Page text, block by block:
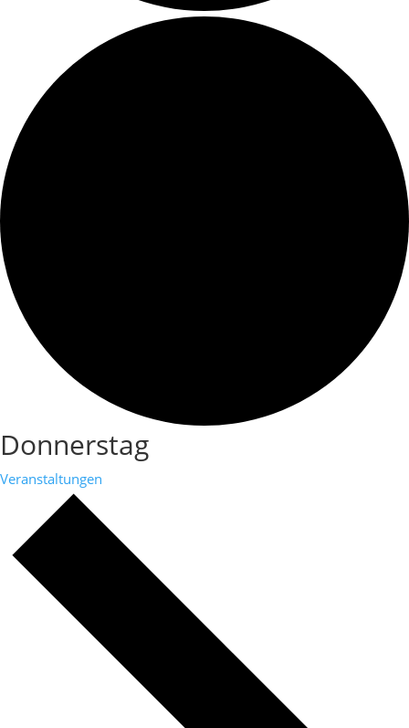
Donnerstag
Veranstaltungen